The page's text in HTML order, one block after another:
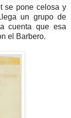
se pone celosa y
un grupo de
cuenta que esa
el Barbero.